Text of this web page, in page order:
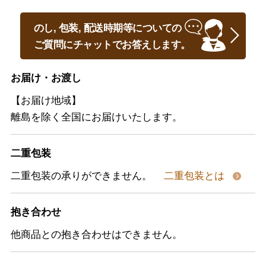
のし, 包装, 配送時期等についての
ご質問にチャットでお答えします。
お届け・お渡し
【お届け地域】
離島を除く全国にお届けいたします。
二重包装
二重包装の承りができません。
二重包装とは
抱き合わせ
他商品との抱き合わせはできません。